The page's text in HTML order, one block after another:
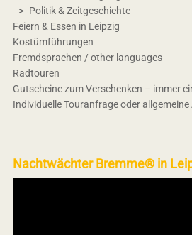
Politik & Zeitgeschichte
Feiern & Essen in Leipzig
Kostümführungen
Fremdsprachen / other languages
Radtouren
Gutscheine zum Verschenken – immer
Individuelle Touranfrage oder
Nachtwächter Bremme® in